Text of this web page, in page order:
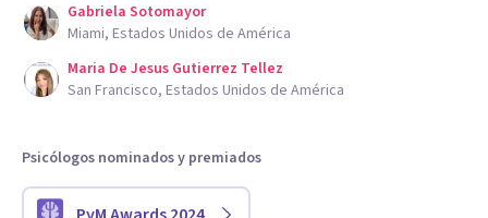
Gabriela Sotomayor
Miami, Estados Unidos de América
Maria De Jesus Gutierrez Tellez
San Francisco, Estados Unidos de América
Psicólogos nominados y premiados